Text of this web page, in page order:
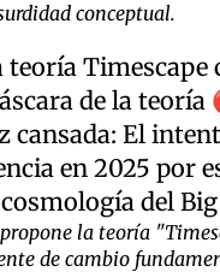
conceptual.
teoría Timescape
de la teoría
cansada: El
en 2025 por
del
la teoría
de cambio